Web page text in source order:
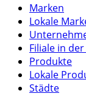
Marken
Lokale
Filiale in
Produkte
Lokale
Städte